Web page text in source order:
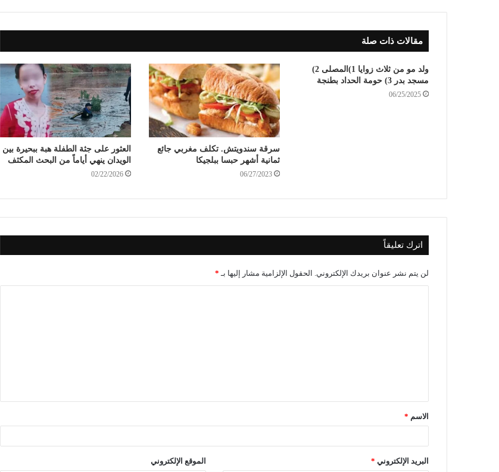
مقالات ذات صلة
ولد مو من ثلاث زوايا 1)المصلى 2)
مسجد بدر 3) حومة الحداد بطنجة
06/25/2025
سرقة سندويتش. تكلف مغربي جائع
ثمانية أشهر حبسا ببلجيكا
06/27/2023
العثور على جثة الطفلة هبة ببحيرة بين
الويدان ينهي أياماً من البحث المكثف
02/22/2026
اترك تعليقاً
لن يتم نشر عنوان بريدك الإلكتروني. الحقول الإلزامية مشار إليها بـ *
الاسم *
البريد الإلكتروني * الموقع الإلكتروني